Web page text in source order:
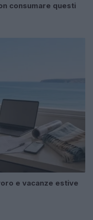
consumare questi
e vacanze estive